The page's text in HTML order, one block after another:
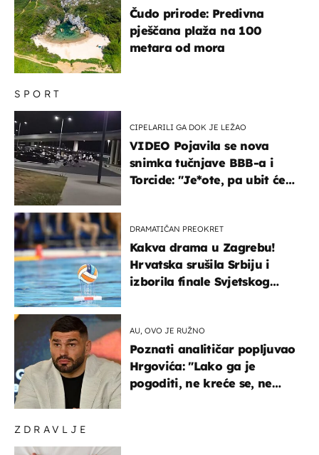
ZDRAVLJE
SPORT
CIPELARILI GA DOK JE LEŽAO
VIDEO Pojavila se nova
snimka tučnjave BBB-a i
Torcide: "Je*ote, pa ubit će
DRAMATIČAN PREOKRET
Kakva drama u Zagrebu!
Hrvatska srušila Srbiju i
izborila finale Svjetskog
AU, OVO JE RUŽNO
Poznati analitičar popljuvao
Hrgovića: "Lako ga je
pogoditi, ne kreće se, ne
Čudo prirode: Predivna
pješčana plaža na 100
metara od mora